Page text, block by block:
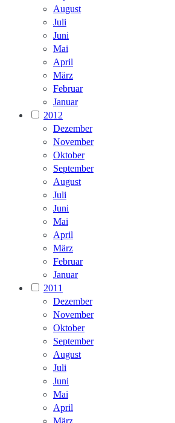
August
Juli
Juni
Mai
April
März
Februar
Januar
2012
Dezember
November
Oktober
September
August
Juli
Juni
Mai
April
März
Februar
Januar
2011
Dezember
November
Oktober
September
August
Juli
Juni
Mai
April
März